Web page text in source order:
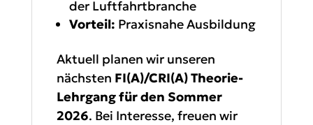
der Luftfahrtbranche
Vorteil: Praxisnahe Ausbildung
Aktuell planen wir unseren
nächsten FI(A)/CRI(A) Theorie-
Lehrgang für den Sommer
2026. Bei Interesse, freuen wir